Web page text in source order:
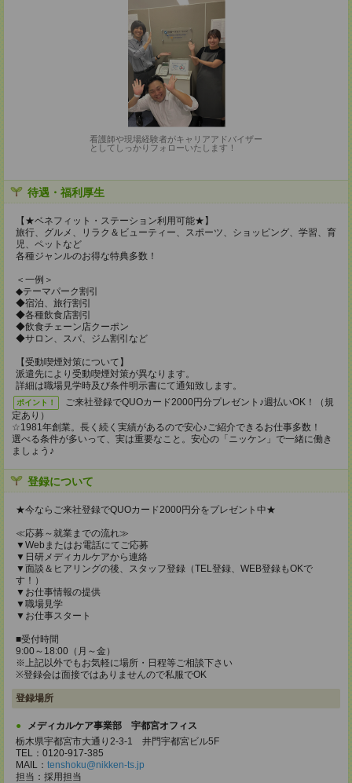
看護師や現場経験者がキャリアアドバイザー
としてしっかりフォローいたします！
待遇・福利厚生
【★ベネフィット・ステーション利用可能★】
旅行、グルメ、リラク＆ビューティー、スポーツ、ショッピング、学習、育
児、ペットなど
各種ジャンルのお得な特典多数！
＜一例＞
◆テーマパーク割引
◆宿泊、旅行割引
◆各種飲食店割引
◆飲食チェーン店クーポン
◆サロン、スパ、ジム割引など
【受動喫煙対策について】
派遣先により受動喫煙対策が異なります。
詳細は職場見学時及び条件明示書にて通知致します。
ポイント！
ご来社登録でQUOカード2000円分プレゼント♪週払いOK！（規
定あり）
☆1981年創業。長く続く実績があるので安心♪ご紹介できるお仕事多数！
選べる条件が多いって、実は重要なこと。安心の「ニッケン」で一緒に働き
ましょう♪
登録について
★今ならご来社登録でQUOカード2000円分をプレゼント中★
≪応募～就業までの流れ≫
▼Webまたはお電話にてご応募
▼日研メディカルケアから連絡
▼面談＆ヒアリングの後、スタッフ登録（TEL登録、WEB登録もOKで
す！）
▼お仕事情報の提供
▼職場見学
▼お仕事スタート
■受付時間
9:00～18:00（月～金）
※上記以外でもお気軽に場所・日程等ご相談下さい
※登録会は面接ではありませんので私服でOK
登録場所
メディカルケア事業部 宇都宮オフィス
栃木県宇都宮市大通り2-3-1 井門宇都宮ビル5F
TEL：0120-917-385
MAIL： tenshoku@nikken-ts.jp
担当：採用担当